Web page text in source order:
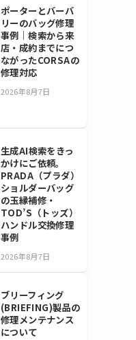
ポーターとバーバ
リーのバッグ修理
事例｜検索から来
店・成約までにつ
ながったCORSAの
修理対応
2026年8月7日
生成AI検索をきっ
かけにご依頼。
PRADA（プラダ）
ショルダーバッグ
の玉縁補修・
TOD’S（トッズ）
ハンドル交換修理
事例
2026年8月7日
ブリーフィング
(BRIEFING)製品の
修理メンテナンス
について